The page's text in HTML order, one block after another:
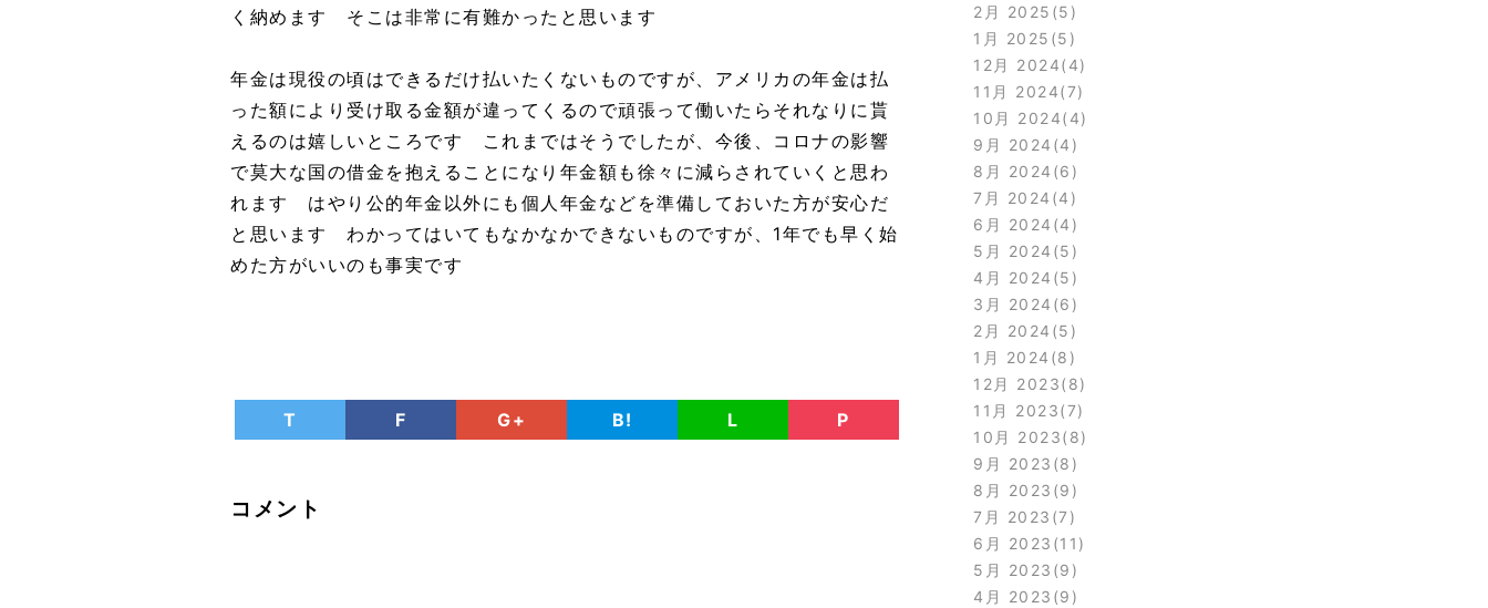
く納めます そこは非常に有難かったと思います
年金は現役の頃はできるだけ払いたくないものですが、アメリカの年金は払
った額により受け取る金額が違ってくるので頑張って働いたらそれなりに貰
えるのは嬉しいところです これまではそうでしたが、今後、コロナの影響
で莫大な国の借金を抱えることになり年金額も徐々に減らされていくと思わ
れます はやり公的年金以外にも個人年金などを準備しておいた方が安心だ
と思います わかってはいてもなかなかできないものですが、1年でも早く始
めた方がいいのも事実です
T F G+ B! L P
コメント
2月 2025 5
1月 2025 5
12月 2024 4
11月 2024 7
10月 2024 4
9月 2024 4
8月 2024 6
7月 2024 4
6月 2024 4
5月 2024 5
4月 2024 5
3月 2024 6
2月 2024 5
1月 2024 8
12月 2023 8
11月 2023 7
10月 2023 8
9月 2023 8
8月 2023 9
7月 2023 7
6月 2023 11
5月 2023 9
4月 2023 9